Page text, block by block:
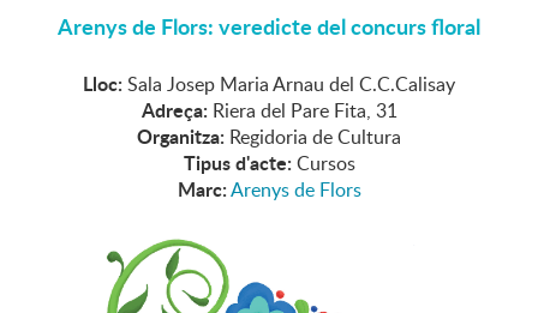
Arenys de Flors: veredicte del concurs floral
Lloc: Sala Josep Maria Arnau del C.C.Calisay
Adreça: Riera del Pare Fita, 31
Organitza: Regidoria de Cultura
Tipus d'acte: Cursos
Marc:Arenys de Flors